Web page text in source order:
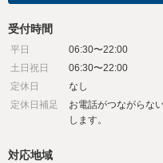
受付時間
平日
06:30〜22:00
土日祝日
06:30〜22:00
定休日
なし
定休日補足
お電話がつながらな
します。
対応地域